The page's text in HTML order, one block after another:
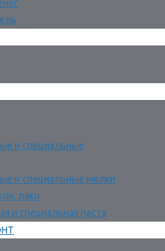
и специальные
и специальные мелки
лаки
и специальная паста